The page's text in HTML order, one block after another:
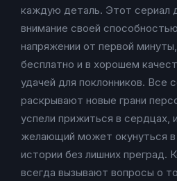
каждую деталь. Этот сериал
внимание своей
напряжении от первой
бесплатно и в хорошем
удачей для поклонников. Все
раскрывают новые грани
успели прижиться в сердцах,
желающий может окунуться
истории без лишних преград.
всегда вызывают вопросы о